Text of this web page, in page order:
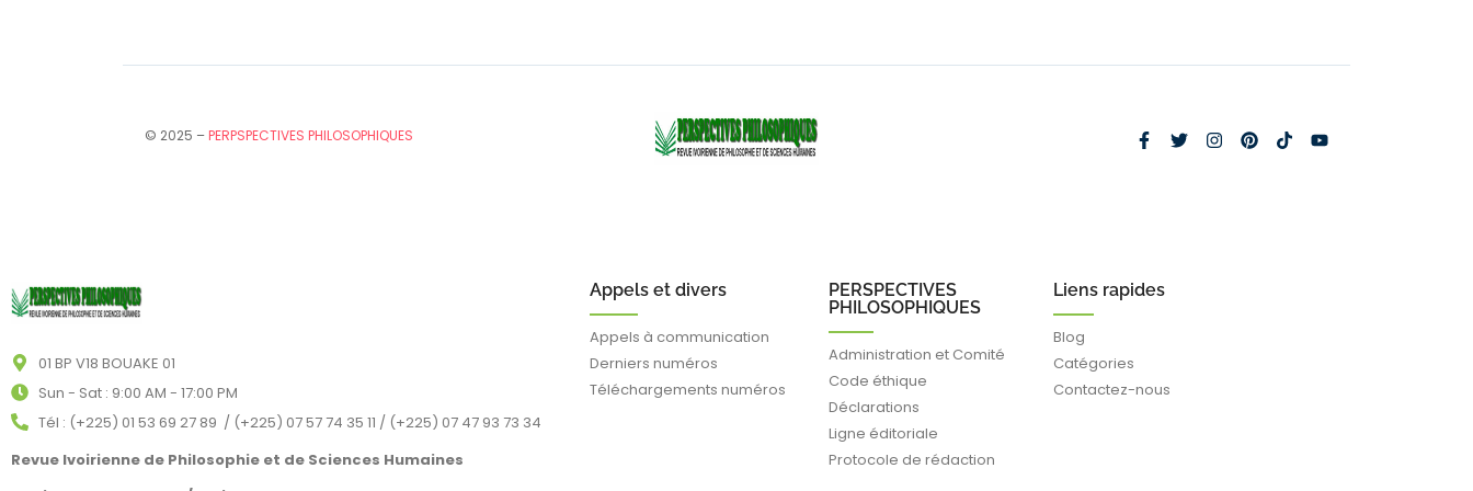
© 2025 –PERPSPECTIVES PHILOSOPHIQUES
01 BP V18 BOUAKE 01
Sun - Sat : 9:00 AM - 17:00 PM
Tél : (+225) 01 53 69 27 89 / (+225) 07 57 74 35 11 / (+225) 07 47 93 73 34
Revue Ivoirienne de Philosophie et de Sciences Humaines
Appels et divers
Appels à communication
Derniers numéros
Téléchargements numéros
PERSPECTIVES
PHILOSOPHIQUES
Administration et Comité
Code éthique
Déclarations
Ligne éditoriale
Protocole de rédaction
Liens rapides
Blog
Catégories
Contactez-nous